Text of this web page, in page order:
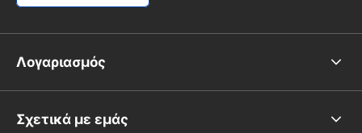
Λογαριασμός
Σχετικά με εμάς